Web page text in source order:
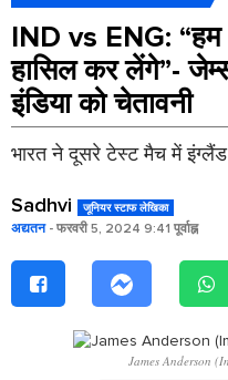
IND vs ENG:
हासिल कर लेंगे”-
इंडिया को चेतावनी
भारत ने दूसरे टेस्ट मैच में
Sadhvi जूनियर स्टाफ लेखिका
अद्यतन- फरवरी 5, 2024 9:41 पूर्वाह्न
James Anderson